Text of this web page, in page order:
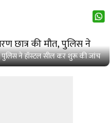
पुलिस ने हॉस्टल सील कर शुरू की जांच